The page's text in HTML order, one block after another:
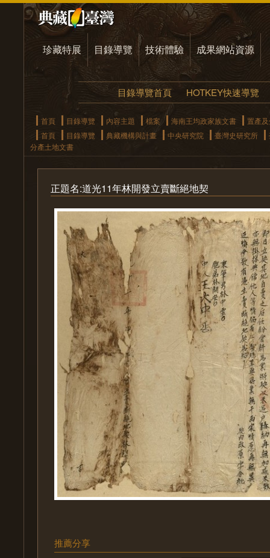
珍藏特展 目錄導覽 技術體驗 成果網站資源
目錄導覽首頁 HOTKEY快速導覽
首頁 目錄導覽 內容主題 檔案 海南王均政家族文書
置產
首頁
目錄導覽 典藏機構與計畫 中央研究院 臺灣史研究所
分產土地文書
正題名:道光11年林開發立賣斷絕地契
推薦分享